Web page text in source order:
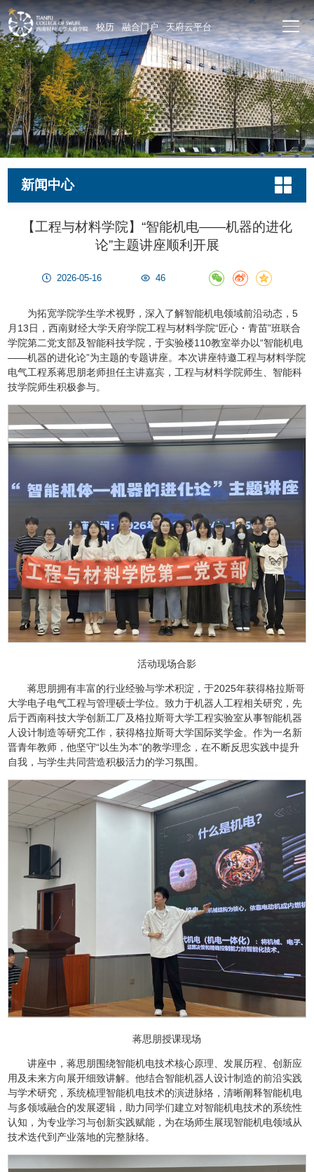
校历 融合门户 天府云平台
新闻中心
【工程与材料学院】“智能机电——机器的进化
论”主题讲座顺利开展
2026-05-16 46
为拓宽学院学生学术视野，深入了解智能机电领域前沿动态，5
月13日，西南财经大学天府学院工程与材料学院“匠心・青苗”班联合
学院第二党支部及智能科技学院，于实验楼110教室举办以“智能机电
——机器的进化论”为主题的专题讲座。本次讲座特邀工程与材料学院
电气工程系蒋思朋老师担任主讲嘉宾，工程与材料学院师生、智能科
技学院师生积极参与。
活动现场合影
蒋思朋拥有丰富的行业经验与学术积淀，于2025年获得格拉斯哥
大学电子电气工程与管理硕士学位。致力于机器人工程相关研究，先
后于西南科技大学创新工厂及格拉斯哥大学工程实验室从事智能机器
人设计制造等研究工作，获得格拉斯哥大学国际奖学金。作为一名新
晋青年教师，他坚守“以生为本”的教学理念，在不断反思实践中提升
自我，与学生共同营造积极活力的学习氛围。
蒋思朋授课现场
讲座中，蒋思朋围绕智能机电技术核心原理、发展历程、创新应
用及未来方向展开细致讲解。他结合智能机器人设计制造的前沿实践
与学术研究，系统梳理智能机电技术的演进脉络，清晰阐释智能机电
与多领域融合的发展逻辑，助力同学们建立对智能机电技术的系统性
认知，为专业学习与创新实践赋能，为在场师生展现智能机电领域从
技术迭代到产业落地的完整脉络。